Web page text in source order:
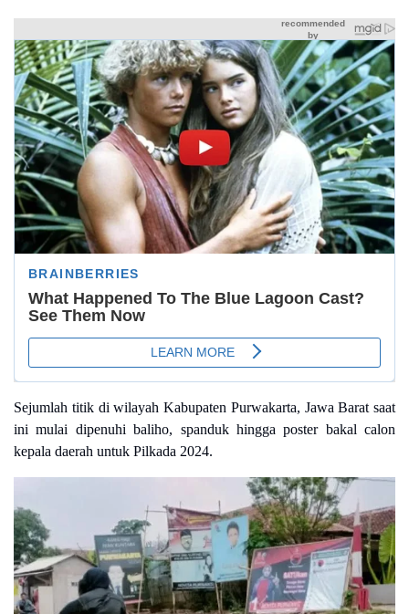
Sejumlah titik di wilayah Kabupaten Purwakarta, Jawa Barat saat
ini mulai dipenuhi baliho, spanduk hingga poster bakal calon
kepala daerah untuk Pilkada 2024.